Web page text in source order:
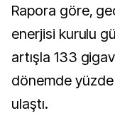
Rapora göre,
enerjisi kurulu
artışla 133
dönemde
ulaştı.